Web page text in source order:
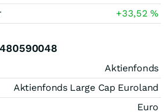
+33,52%
Aktienfonds
Aktienfonds Large Cap Euroland
Euro